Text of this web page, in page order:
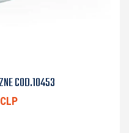
COD.10453